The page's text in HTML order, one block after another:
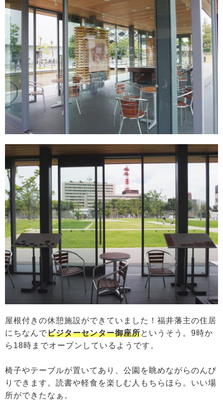
屋根付きの休憩施設ができていました！福井藩主の住居
にちなんでビジターセンター御座所というそう。9時か
ら18時までオープンしているようです。
椅子やテーブルが置いてあり、公園を眺めながらのんび
りできます。読書や軽食を楽しむ人もちらほら。いい場
所ができたなぁ。